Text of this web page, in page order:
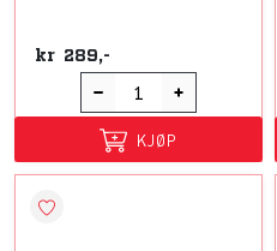
kr 289,-
KJØP